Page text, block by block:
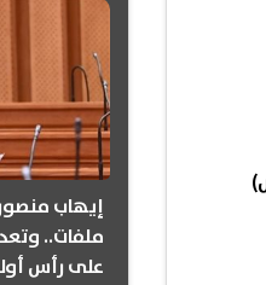
ملفات..
على رأس